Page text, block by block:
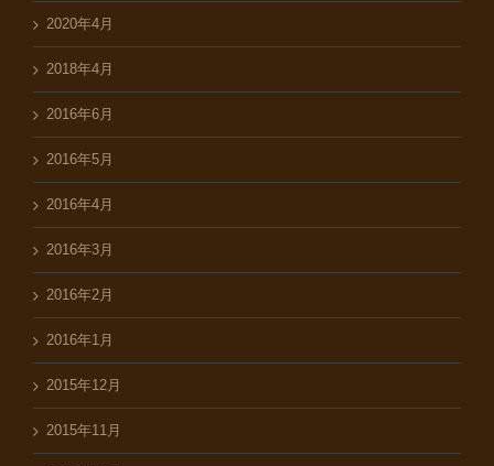
2020年4月
2018年4月
2016年6月
2016年5月
2016年4月
2016年3月
2016年2月
2016年1月
2015年12月
2015年11月